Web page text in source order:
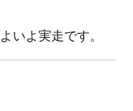
いよ実走です。